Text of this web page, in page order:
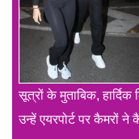
सूत्रों के मुताबिक,
उन्हें एयरपोर्ट पर कैमरों